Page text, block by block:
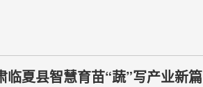
临夏县智慧育苗“蔬”写产业新篇